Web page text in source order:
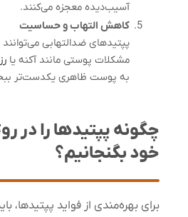
آسیب‌دیده معجزه می‌کنند.
کاهش التهاب و حساسیت
پپتیدهای ضدالتهابی
مشکلات پوستی مانند آکنه یا
به پوست ظاهری یکدست‌تر
چگونه پپتیدها را در
خود بگنجانیم؟
برای بهره‌مندی از فواید پپتیدها،